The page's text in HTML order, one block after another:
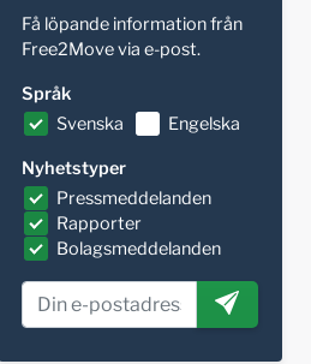
Få löpande information från
Free2Move via e-post.
Språk
Svenska
Engelska
Nyhetstyper
Pressmeddelanden
Rapporter
Bolagsmeddelanden